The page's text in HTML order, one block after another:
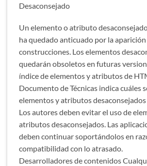
Desaconsejado
Un elemento o atributo
ha quedado anticuado por la
construcciones. Los elementos
quedarán obsoletos en futuras
índice de elementos y atributos de
Documento de Técnicas indica cuáles
elementos y atributos
Los autores deben evitar el uso de
atributos desaconsejados. Las
deben continuar soportándolos en
compatibilidad con lo atrasado.
Desarrolladores de contenidos